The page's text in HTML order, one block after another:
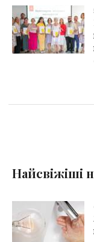
Найсвіжіші